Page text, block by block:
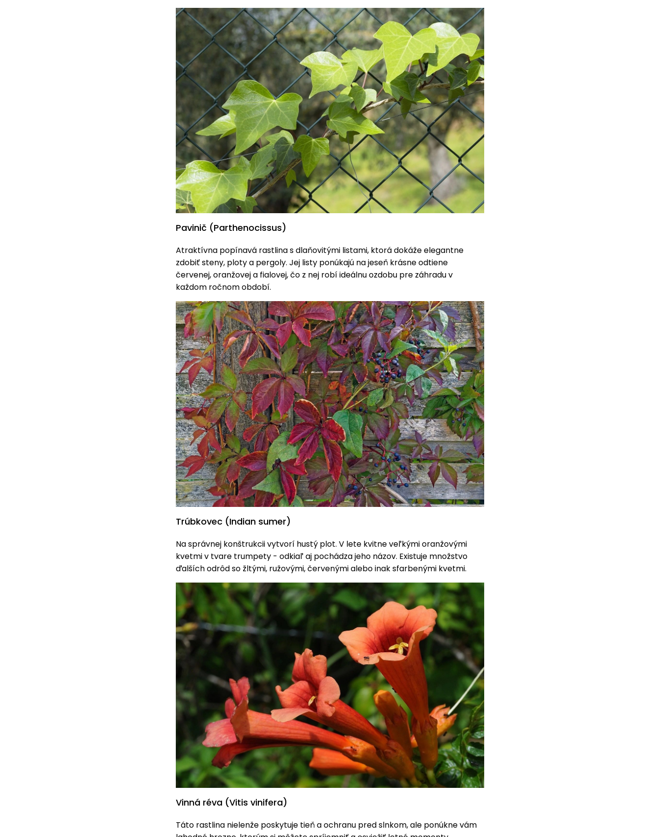
Pavinič (Parthenocissus)
Atraktívna popínavá rastlina s dlaňovitými listami, ktorá dokáže elegantne
zdobiť steny, ploty a pergoly. Jej listy ponúkajú na jeseň krásne odtiene
červenej, oranžovej a fialovej, čo z nej robí ideálnu ozdobu pre záhradu v
každom ročnom období.
Trúbkovec (Indian sumer)
Na správnej konštrukcii vytvorí hustý plot. V lete kvitne veľkými oranžovými
kvetmi v tvare trumpety - odkiaľ aj pochádza jeho názov. Existuje množstvo
ďalších odrôd so žltými, ružovými, červenými alebo inak sfarbenými kvetmi.
Vinná réva (Vitis vinifera)
Táto rastlina nielenže poskytuje tieň a ochranu pred slnkom, ale ponúkne vám